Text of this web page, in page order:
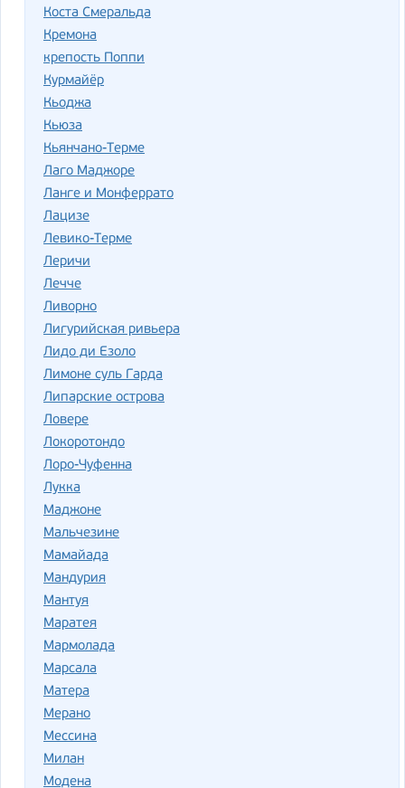
Коста Смеральда
Кремона
крепость Поппи
Курмайёр
Кьоджа
Кьюза
Кьянчано-Терме
Лаго Маджоре
Ланге и Монферрато
Лацизе
Левико-Терме
Леричи
Лечче
Ливорно
Лигурийская ривьера
Лидо ди Езоло
Лимоне суль Гарда
Липарские острова
Ловере
Локоротондо
Лоро-Чуфенна
Лукка
Маджоне
Мальчезине
Мамайада
Мандурия
Мантуя
Маратея
Мармолада
Марсала
Матера
Мерано
Мессина
Милан
Модена